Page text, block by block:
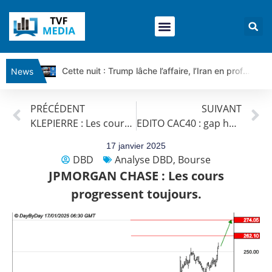
News
Cette nuit : Trump lâche l’affaire, l’Iran en profite pour tout exiger | Par Louis-Antoine Michelet
Vente du Turbo Infini BEST CALL AIRBUS TY80V à 3,45 € (+118 %)
Jean Marie Seronie :Loi agricole : vraie réforme ou simple réponse à la colère ?| Interview Éco
DAX40 : Poursuite de la croissance ? | Erick Sebban – Chrono DAX
CAPGEMINI : Un signal haussier avant les résultats ? | Daniel Cohen de Lara – Market Movers
PRÉCÉDENT
KLEPIERRE : Les cours progressent encore.
SUIVANT
EDITO CAC40 : gap haussier
17 janvier 2025
DBD Analyse DBD, Bourse
JPMORGAN CHASE : Les cours
progressent toujours.